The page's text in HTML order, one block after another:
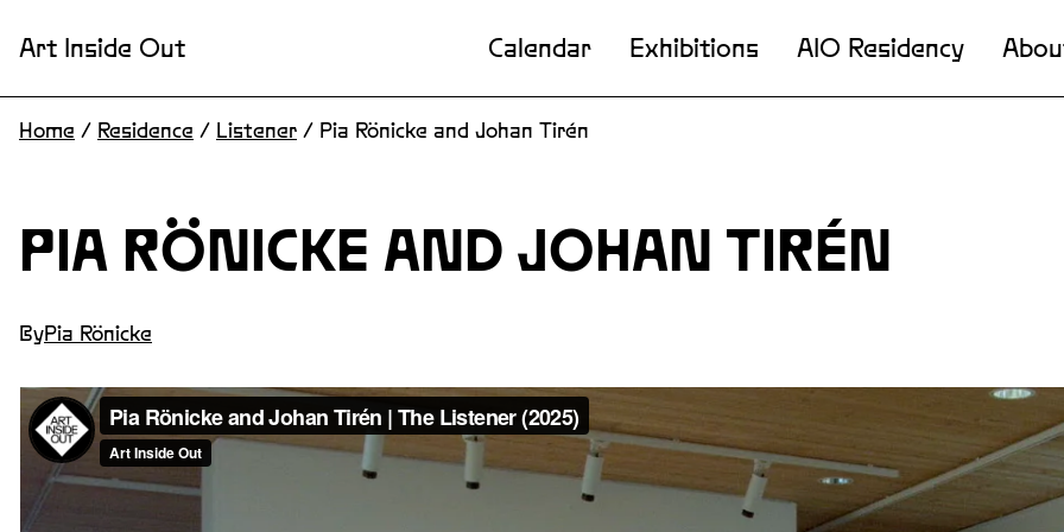
Art Inside Out Calendar Exhibitions AIO Residency
Home / Residence / Listener / Pia Rönicke and Johan Tirén
PIA RÖNICKE AND JOHAN TIRÉN
ByPia Rönicke